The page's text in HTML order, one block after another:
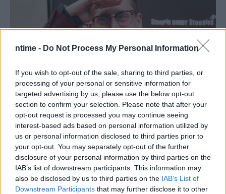
ntime - Do Not Process My Personal Information
If you wish to opt-out of the sale, sharing to third parties, or
processing of your personal or sensitive information for
targeted advertising by us, please use the below opt-out
section to confirm your selection. Please note that after your
opt-out request is processed you may continue seeing
interest-based ads based on personal information utilized by
us or personal information disclosed to third parties prior to
your opt-out. You may separately opt-out of the further
disclosure of your personal information by third parties on the
IAB’s list of downstream participants. This information may
also be disclosed by us to third parties on the IAB’s List of
Downstream Participants that may further disclose it to other